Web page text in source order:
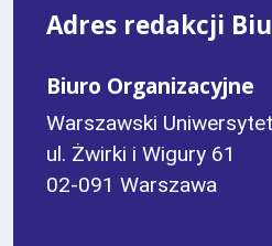
Adres redakcji
Biuro Organizacyjne
Warszawski
ul. Żwirki i Wigury 61
02-091 Warszawa